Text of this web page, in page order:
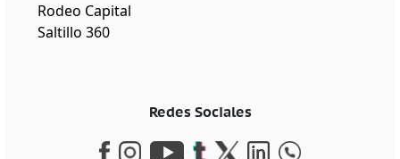
Rodeo Capital
Saltillo 360
Redes Sociales